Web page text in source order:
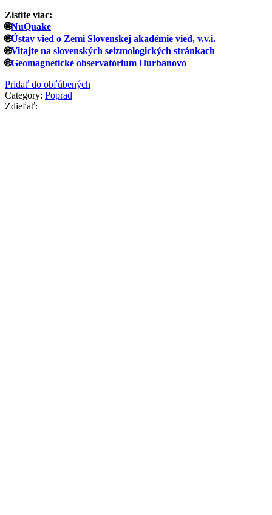
Zistite viac:
🌐NuQuake
🌐Ústav vied o Zemi Slovenskej akadémie vied, v.v.i.
🌐Vitajte na slovenských seizmologických stránkach
🌐Geomagnetické observatórium Hurbanovo
Pridať do obľúbených
Category: Poprad
Zdieľať: